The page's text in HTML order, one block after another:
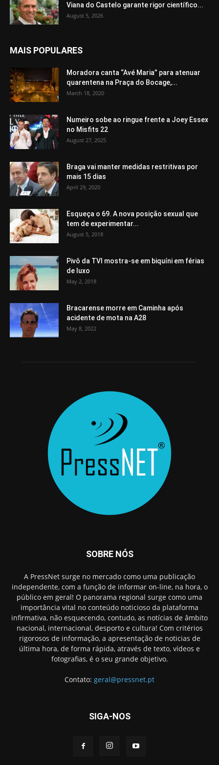
Viana do Castelo garante rigor científico...
August 5, 2026
MAIS POPULARES
Moradora canta “Avé Maria” para atenuar
quarentena na Praça do Bocage,...
March 18, 2020
Numeiro sobe ao ringue frente a Joey Essex
no Misfits 22
August 27, 2025
Braga vai manter medidas restritivas por
mais 15 dias
April 29, 2020
Esqueça o 69. A nova posição sexual que
tem de experimentar...
August 5, 2018
Pivô da TVI mostra-se em biquíni em férias
de luxo
May 2, 2018
Bracarense morre em Caminha após
acidente de mota na A28
May 8, 2022
SOBRE NÓS
A PressNet surge no mercado como uma publicação
independente, com a função de informar on-line, na hora, o
público em geral! O panorama regional surge como uma
importância vital no conteúdo noticioso da plataforma
infirmativa, não esquecendo, contudo, as notícias de âmbito
nacional, internacional, desporto e cultura! Com critérios
rigorosos de informação, a apresentação de noticias de
última hora, de forma rápida, através de texto, vídeos e
fotografias, é o seu grande objetivo.
Contato: geral@pressnet.pt
SIGA-NOS